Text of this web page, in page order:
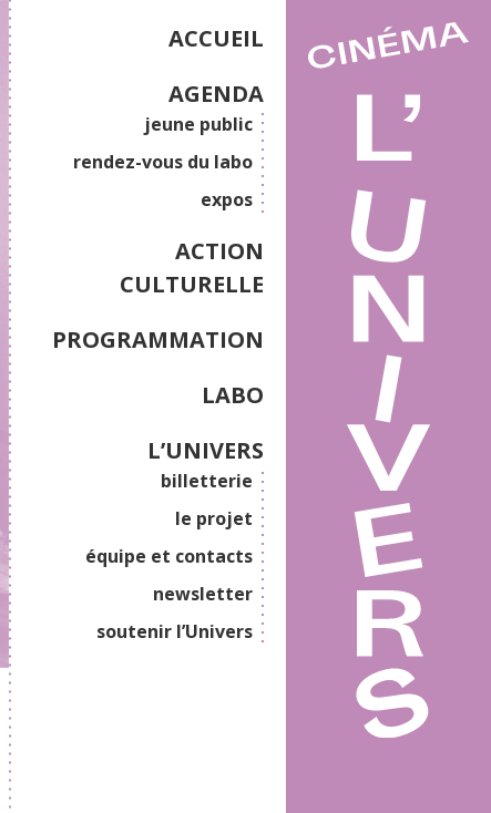
ACCUEIL
AGENDA
jeune public
rendez-vous du labo
expos
ACTION
CULTURELLE
PROGRAMMATION
LABO
L’UNIVERS
billetterie
le projet
équipe et contacts
newsletter
soutenir l’Univers